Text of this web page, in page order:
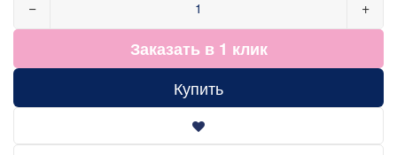
− +
Заказать в 1 клик
Купить